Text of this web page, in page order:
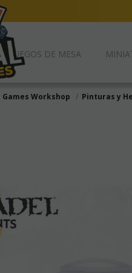
JUEGOS DE MESA
Games Workshop Pinturas y